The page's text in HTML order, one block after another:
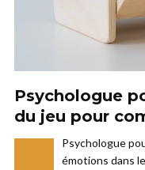
Psychologue
du jeu pour
Psychologue
émotions dans